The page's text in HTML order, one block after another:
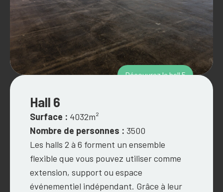
Découvrez le hall 5
Hall 6
Surface : 4032m²
Nombre de personnes : 3500
Les halls 2 à 6 forment un ensemble
flexible que vous pouvez utiliser comme
extension, support ou espace
événementiel indépendant. Grâce à leur